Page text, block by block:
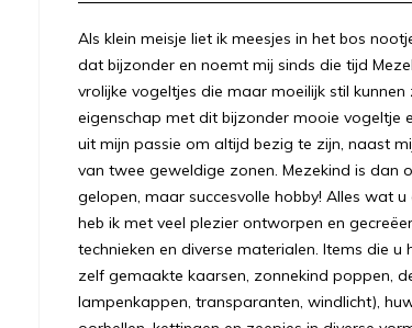
Als klein meisje liet ik meesjes in het bos
dat bijzonder en noemt mij sinds die tijd
vrolijke vogeltjes die maar moeilijk stil
eigenschap met dit bijzonder mooie vogeltje
uit mijn passie om altijd bezig te zijn, naast
van twee geweldige zonen. Mezekind is dan
gelopen, maar succesvolle hobby! Alles wat
heb ik met veel plezier ontworpen en
technieken en diverse materialen. Items die
zelf gemaakte kaarsen, zonnekind poppen,
lampenkappen, transparanten, windlicht),